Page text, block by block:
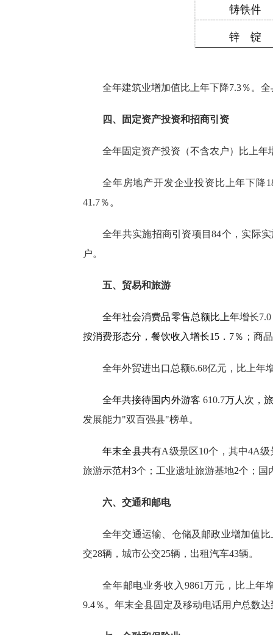
全年建筑业增加值比上年下降7.3％ 。
四、固定资产投资和招商引资
全年固定资产投资（不含农户） 比上年
全年房地产开发企业投资比上年下降
41.7％。
全年共实施招商引资项 目84个， 实际
户。
五、贸易和旅游
全年社会消费品零售总额比上年增长7.0
按消费形态分，餐饮收入增长15 ． 7％；商
全年外贸进出口总额6.68亿元，比上年
全年共接待国内外游客 610.7万人次，
发展能力"双百强县"榜单。
年末全县共有A级景区10个，其中4A级
旅游示范村3个；工业遗址旅游基地2个 ； 国
六、交通和邮电
全年交通运输、仓储及邮政业增加值比
交28辆，城市公交25辆，出租汽车43辆。
全年邮电业务收入 9861万元，比上年
9.4％。年末全县固定及移动电话用户总数达